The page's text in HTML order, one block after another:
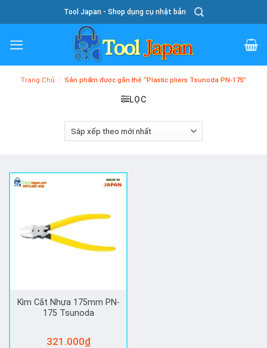
To
Content
Tool Japan - Shop dụng cụ nhật bản
Trang Chủ / Sản phẩm được gắn thẻ “Plastic pliers Tsunoda PN-175”
LỌC
Kìm Cắt Nhựa 175mm PN-
175 Tsunoda
321.000₫